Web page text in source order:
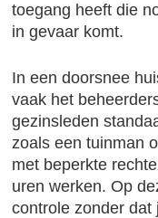
toegang heeft die
in gevaar komt.
In een doorsnee
vaak het
gezinsleden
zoals een tuinman
met beperkte
uren werken. Op
controle zonder